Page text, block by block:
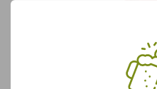
Koli Malina PET 2,0l